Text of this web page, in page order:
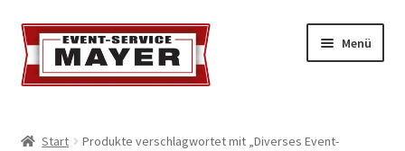
Menü
Start
Produkte verschlagwortet mit „Diverses Event-